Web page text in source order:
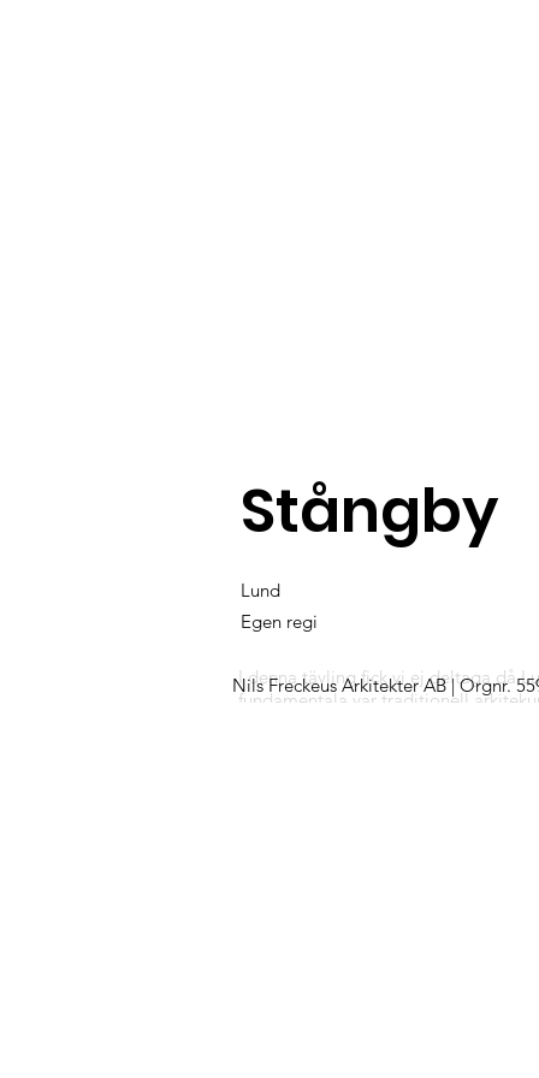
I denna tävling fick vi ej deltaga då
fundamentala var traditionell
Stångby
Lund
Egen regi
Nils Freckeus Arkitekter AB | Orgnr.